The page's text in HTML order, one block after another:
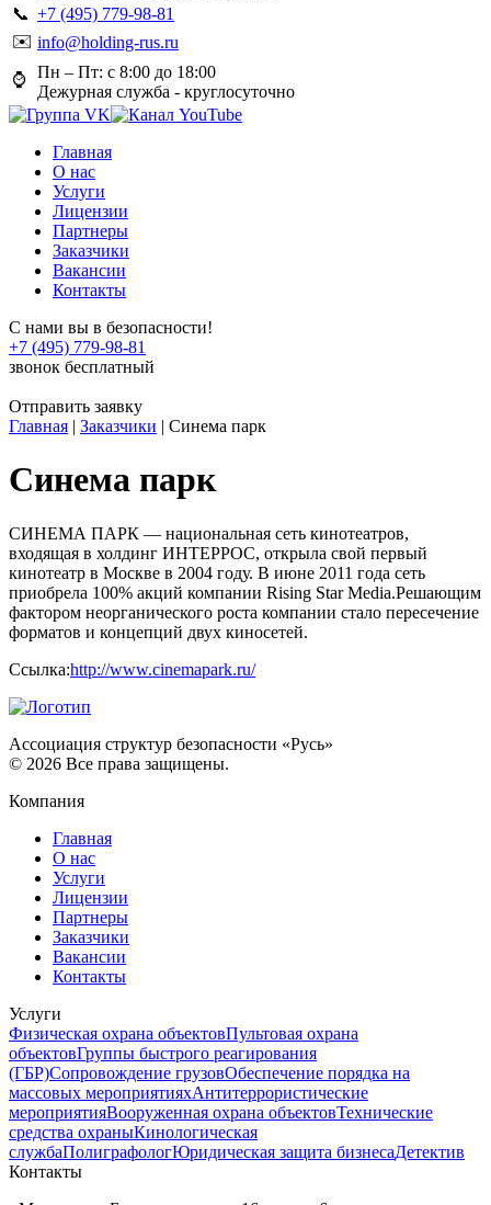
📞 +7 (495) 779-98-81
✉️ info@holding-rus.ru
⌚️ Пн – Пт: с 8:00 до 18:00
Дежурная служба - круглосуточно
Главная
О нас
Услуги
Лицензии
Партнеры
Заказчики
Вакансии
Контакты
С нами вы в безопасности!
+7 (495) 779-98-81
звонок бесплатный
Отправить заявку
Главная | Заказчики | Синема парк
Синема парк
СИНЕМА ПАРК — национальная сеть кинотеатров,
входящая в холдинг ИНТЕРРОС, открыла свой первый
кинотеатр в Москве в 2004 году. В июне 2011 года сеть
приобрела 100% акций компании Rising Star Media.Решающим
фактором неорганического роста компании стало пересечение
форматов и концепций двух киносетей.
Ссылка:http://www.cinemapark.ru/
Ассоциация структур безопасности «Русь»
© 2026 Все права защищены.
Компания
Главная
О нас
Услуги
Лицензии
Партнеры
Заказчики
Вакансии
Контакты
Услуги
Физическая охрана объектовПультовая охрана
объектовГруппы быстрого реагирования
(ГБР)Сопровождение грузовОбеспечение порядка на
массовых мероприятияхАнтитеррористические
мероприятияВооруженная охрана объектовТехнические
средства охраныКинологическая
службаПолиграфологЮридическая защита бизнесаДетектив
Контакты